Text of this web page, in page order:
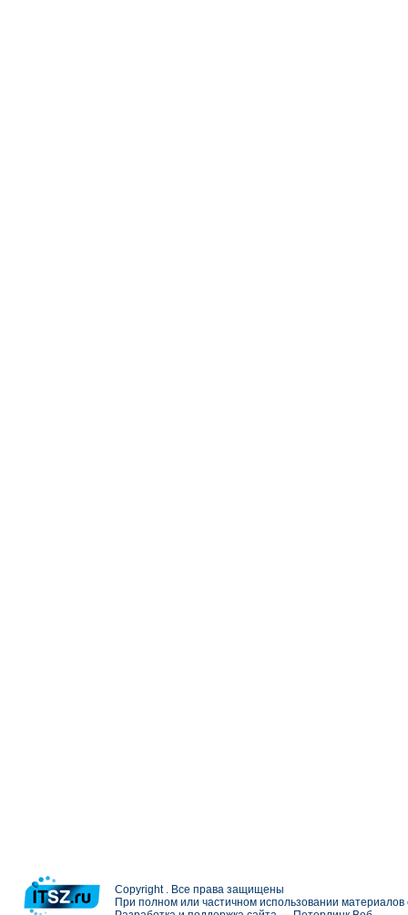
Copyright . Все права защищены
При полном или частичном использовании